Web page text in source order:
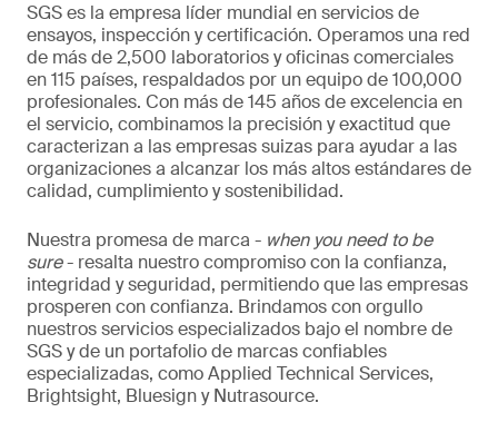
SGS es la empresa líder mundial en servicios de
ensayos, inspección y certificación. Operamos una red
de más de 2,500 laboratorios y oficinas comerciales
en 115 países, respaldados por un equipo de 100,000
profesionales. Con más de 145 años de excelencia en
el servicio, combinamos la precisión y exactitud que
caracterizan a las empresas suizas para ayudar a las
organizaciones a alcanzar los más altos estándares de
calidad, cumplimiento y sostenibilidad.
Nuestra promesa de marca - when you need to be
sure- resalta nuestro compromiso con la confianza,
integridad y seguridad, permitiendo que las empresas
prosperen con confianza. Brindamos con orgullo
nuestros servicios especializados bajo el nombre de
SGS y de un portafolio de marcas confiables
especializadas, como Applied Technical Services,
Brightsight, Bluesign y Nutrasource.